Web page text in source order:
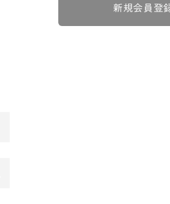
新規会員登